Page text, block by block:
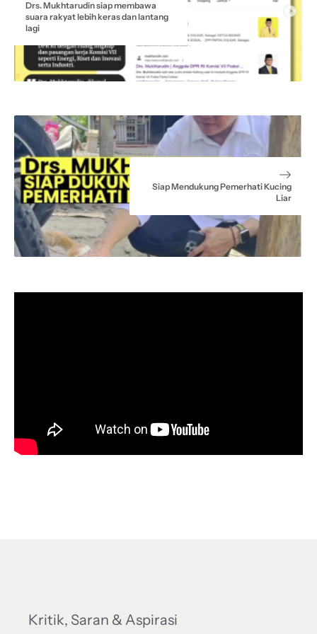
Drs. Mukhtarudin siap membawa
suara rakyat lebih keras dan lantang
lagi
Siap Mendukung Pemerhati Kucing
Liar
Kritik, Saran & Aspirasi